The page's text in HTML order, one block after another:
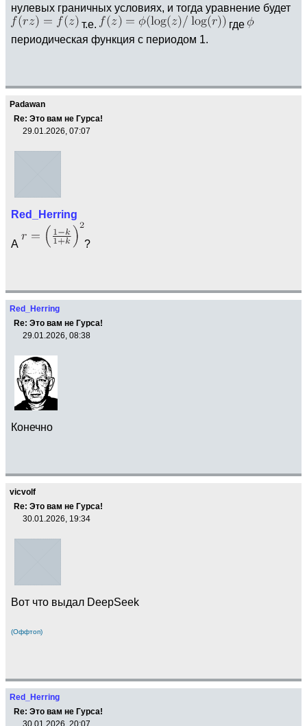
нулевых граничных условиях, и тогда уравнение будет
т.е.
где
периодическая функция с периодом 1.
Padawan
Re: Это вам не Гурса!
29.01.2026, 07:07
Red_Herring
А ?
Red_Herring
Re: Это вам не Гурса!
29.01.2026, 08:38
Конечно
vicvolf
Re: Это вам не Гурса!
30.01.2026, 19:34
Вот что выдал DeepSeek
(Оффтоп)
Red_Herring
Re: Это вам не Гурса!
30.01.2026, 20:07